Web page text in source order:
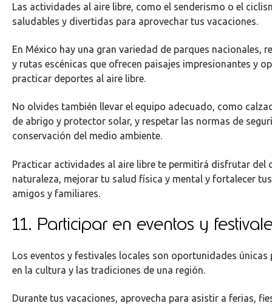
Las actividades al aire libre, como el senderismo o el
saludables y divertidas para aprovechar tus vacaciones.
En México hay una gran variedad de parques nacionales,
y rutas escénicas que ofrecen paisajes impresionantes y
practicar deportes al aire libre.
No olvides también llevar el equipo adecuado, como
de abrigo y protector solar, y respetar las normas de
conservación del medio ambiente.
Practicar actividades al aire libre te permitirá disfrutar del
naturaleza, mejorar tu salud física y mental y fortalecer
amigos y familiares.
11. Participar en eventos y
Los eventos y festivales locales son oportunidades únicas
en la cultura y las tradiciones de una región.
Durante tus vacaciones, aprovecha para asistir a ferias,